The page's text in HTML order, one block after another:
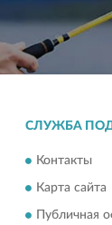
СЛУЖБА
Контакты
Карта сайта
Публичная